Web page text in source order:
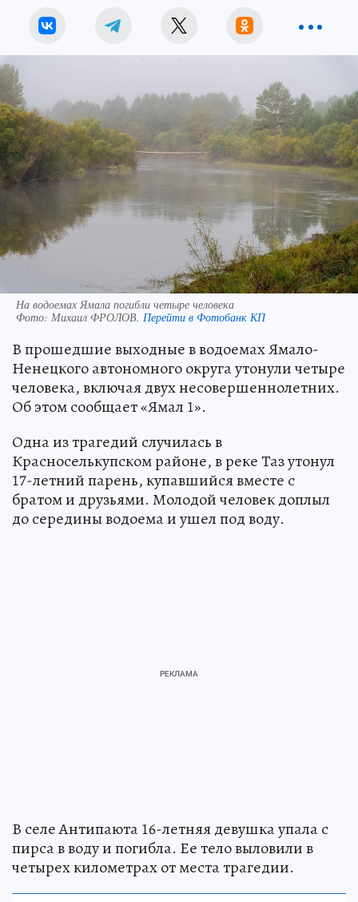
На водоемах Ямала погибли четыре человека
Фото: Михаил ФРОЛОВ. Перейти в Фотобанк КП
В прошедшие выходные в водоемах Ямало-
Ненецкого автономного округа утонули четыре
человека, включая двух несовершеннолетних.
Об этом сообщает «Ямал 1».
Одна из трагедий случилась в
Красноселькупском районе, в реке Таз утонул
17-летний парень, купавшийся вместе с
братом и друзьями. Молодой человек доплыл
до середины водоема и ушел под воду.
В селе Антипаюта 16-летняя девушка упала с
пирса в воду и погибла. Ее тело выловили в
четырех километрах от места трагедии.